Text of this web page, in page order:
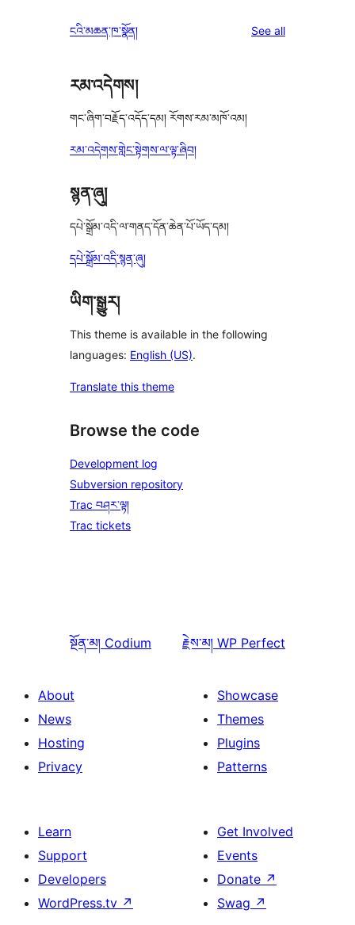
ངའི་མཆན་ཁ་སྣོན། See allreviews
རམ་འདེགས།
གང་ཞིག་བརྗོད་འདོད་དམ། རོགས་རམ་མཁོ་འམ།
རམ་འདེགས་གླེང་སྟེགས་ལ་ལྟ་ཞིབ།
སྙན་ཞུ།
དཔེ་སྒྲོམ་འདི་ལ་གནད་དོན་ཆེན་པོ་ཡོད་དམ།
དཔེ་སྒྲོམ་འདི་སྙན་ཞུ།
ཡིག་སྒྱུར།
This theme is available in the following
languages: English (US).
Translate this theme
Browse the code
Development log
Subversion repository
Trac བཤར་ལྟ།
Trac tickets
སྔོན་མ། Codium རྗེས་མ། WP Perfect
About
News
Hosting
Privacy
Showcase
Themes
Plugins
Patterns
Learn
Support
Developers
WordPress.tv ↗
Get Involved
Events
Donate ↗
Swag ↗